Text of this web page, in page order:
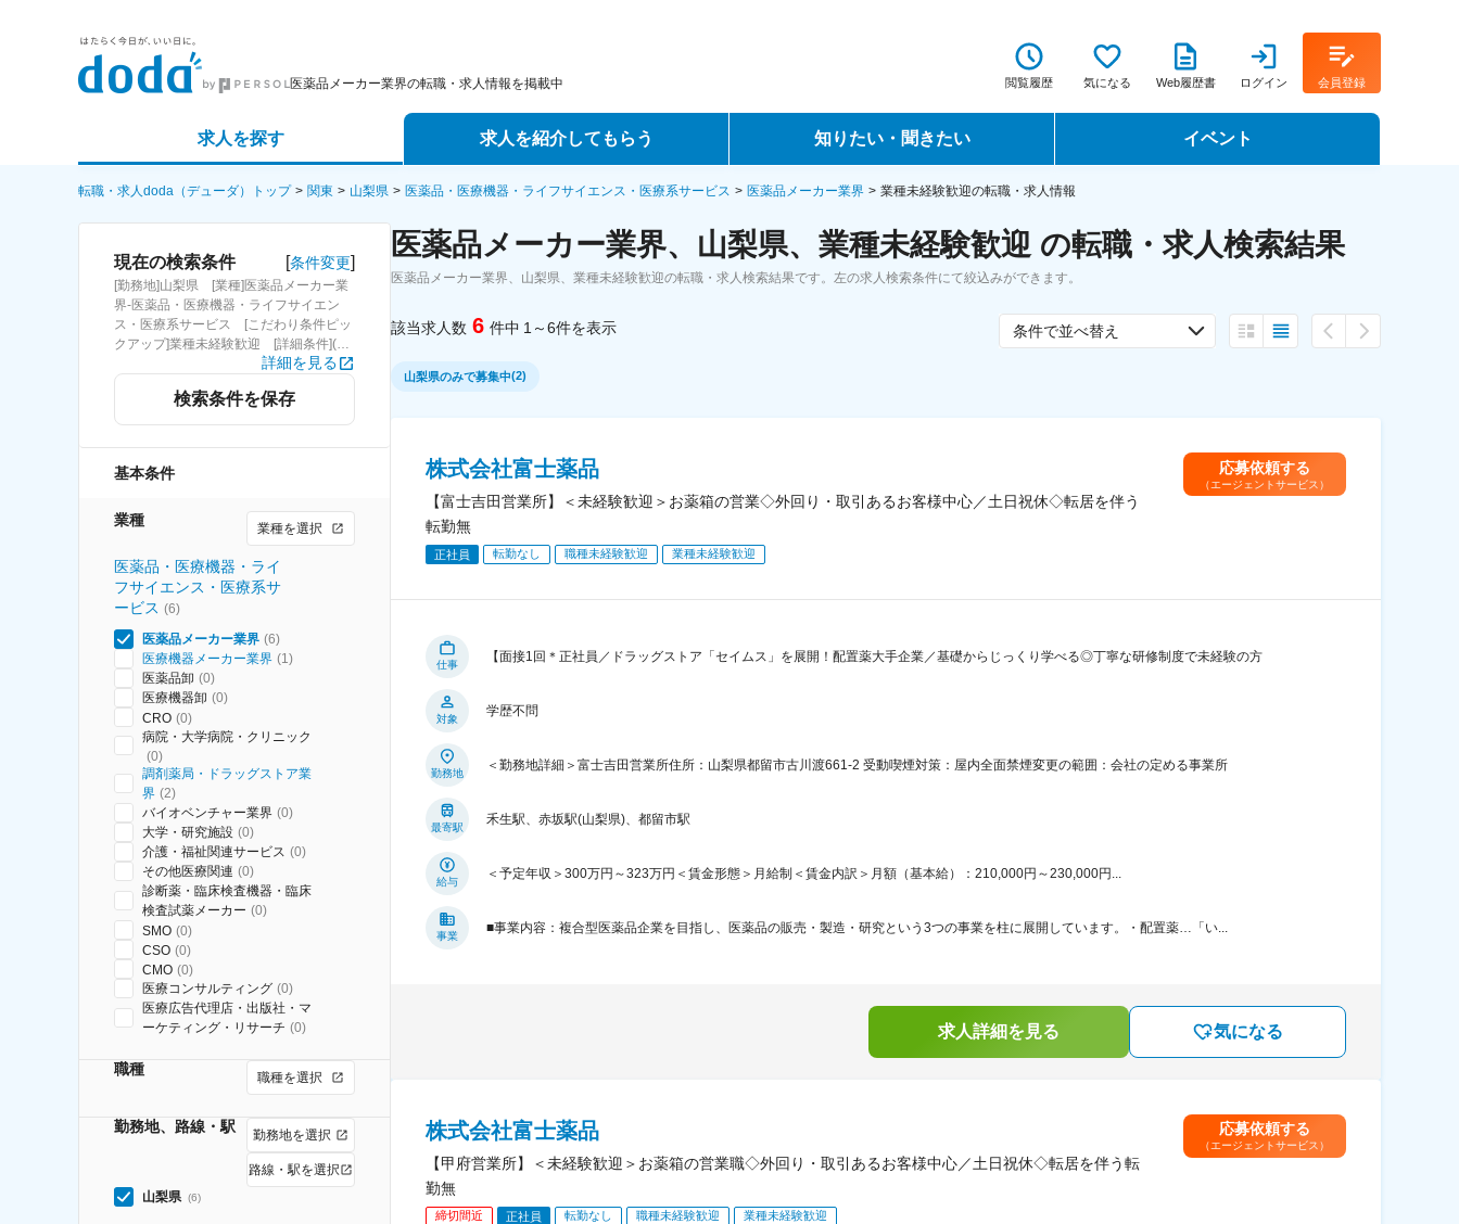
医薬品メーカー業界の転職・求人情報を掲載中 閲覧履歴 気になる Web履歴書 ログイン 会員登録
求人を探す
詳細条件から探す
求人特集から探す
求人を紹介してもらう
エージェントサービス
スカウトサービス
知りたい・聞きたい
転職ノウハウ
データで見る転職
イベント
転職フェア
転職・求人doda（デューダ）トップ 関東 山梨県 医薬品・医療機器・ライフサイエンス・医療系サービス 医薬品メーカー業界 業種未経験歓迎の転職・求人情報
現在の検索条件 [条件変更]
[勤務地]山梨県 [業種]医薬品メーカー業
界-医薬品・医療機器・ライフサイエン
ス・医療系サービス [こだわり条件ピッ
クアップ]業種未経験歓迎 [詳細条件](募
集・採用情報)業種未経験歓迎詳細を見る
検索条件を保存
基本条件
業種 業種を選択
医薬品・医療機器・ライ
フサイエンス・医療系サ
ービス (6)
医薬品メーカー業界 (6)
医療機器メーカー業界 (1)
医薬品卸 (0)
医療機器卸 (0)
CRO (0)
病院・大学病院・クリニック
(0)
調剤薬局・ドラッグストア業
界 (2)
バイオベンチャー業界 (0)
大学・研究施設 (0)
介護・福祉関連サービス (0)
その他医療関連 (0)
診断薬・臨床検査機器・臨床
検査試薬メーカー (0)
SMO (0)
CSO (0)
CMO (0)
医療コンサルティング (0)
医療広告代理店・出版社・マ
ーケティング・リサーチ (0)
職種 職種を選択
勤務地、路線・駅 勤務地を選択
路線・駅を選択
山梨県 (6)
医薬品メーカー業界、山梨県、業種未経験歓迎 の転職・求人検索結果
医薬品メーカー業界、山梨県、業種未経験歓迎の転職・求人検索結果です。左の求人検索条件にて絞込みができます。
該当求人数 6 件中 1～6件を表示 条件で並べ替え
山梨県のみで募集中(2)
株式会社富士薬品
【富士吉田営業所】＜未経験歓迎＞お薬箱の営業◇外回り・取引あるお客様中心／土日祝休◇転居を伴う
転勤無
正社員 転勤なし 職種未経験歓迎 業種未経験歓迎
応募依頼する
（エージェントサービス）
仕事
【面接1回＊正社員／ドラッグストア「セイムス」を展開！配置薬大手企業／基礎からじっくり学べる◎丁寧な研修制度で未経験の方
対象
学歴不問
勤務地
＜勤務地詳細＞富士吉田営業所住所：山梨県都留市古川渡661-2 受動喫煙対策：屋内全面禁煙変更の範囲：会社の定める事業所
最寄駅
禾生駅、赤坂駅(山梨県)、都留市駅
給与
＜予定年収＞300万円～323万円＜賃金形態＞月給制＜賃金内訳＞月額（基本給）：210,000円～230,000円...
事業
■事業内容：複合型医薬品企業を目指し、医薬品の販売・製造・研究という3つの事業を柱に展開しています。・配置薬…「い...
求人詳細を見る 気になる
株式会社富士薬品
【甲府営業所】＜未経験歓迎＞お薬箱の営業職◇外回り・取引あるお客様中心／土日祝休◇転居を伴う転
勤無
締切間近 正社員 転勤なし 職種未経験歓迎 業種未経験歓迎
応募依頼する
（エージェントサービス）